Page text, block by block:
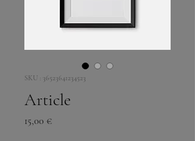
SKU : 36523641234523
Article
15,00 €Prix